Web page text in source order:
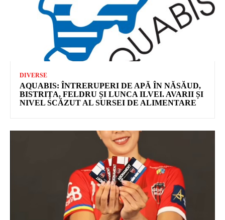
DIVERSE
AQUABIS: ÎNTRERUPERI DE APĂ ÎN NĂSĂUD,
BISTRIȚA, FELDRU ȘI LUNCA ILVEI. AVARII ȘI
NIVEL SCĂZUT AL SURSEI DE ALIMENTARE